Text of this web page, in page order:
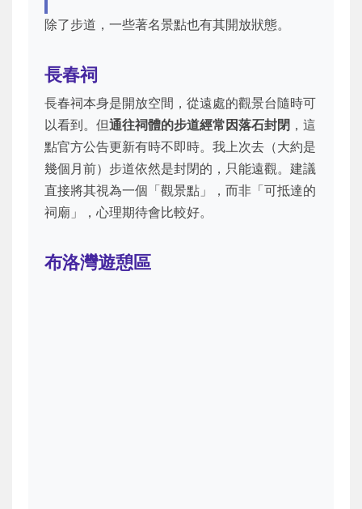
除了步道，一些著名景點也有其開放狀態。
長春祠
長春祠本身是開放空間，從遠處的觀景台隨時可
以看到。但通往祠體的步道經常因落石封閉 ，這
點官方公告更新有時不即時。我上次去（大約是
幾個月前）步道依然是封閉的，只能遠觀。建議
直接將其視為一個「觀景點」，而非「可抵達的
祠廟」，心理期待會比較好。
布洛灣遊憩區